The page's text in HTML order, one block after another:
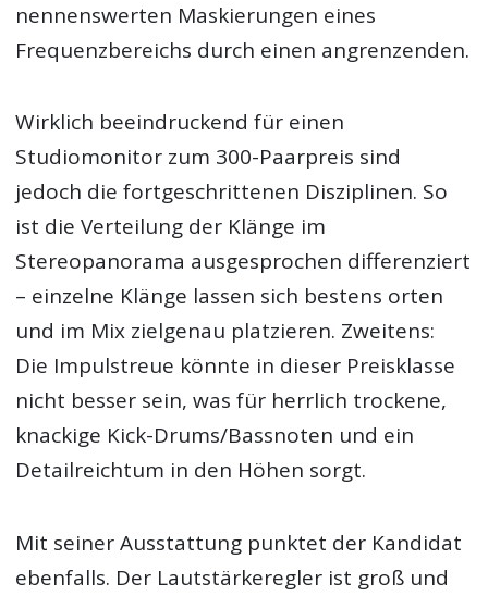
nennenswerten Maskierungen eines
Frequenzbereichs durch einen angrenzenden.
Wirklich beeindruckend für einen
Studiomonitor zum 300-Paarpreis sind
jedoch die fortgeschrittenen Disziplinen. So
ist die Verteilung der Klänge im
Stereopanorama ausgesprochen differenziert
– einzelne Klänge lassen sich bestens orten
und im Mix zielgenau platzieren. Zweitens:
Die Impulstreue könnte in dieser Preisklasse
nicht besser sein, was für herrlich trockene,
knackige Kick-Drums/Bassnoten und ein
Detailreichtum in den Höhen sorgt.
Mit seiner Ausstattung punktet der Kandidat
ebenfalls. Der Lautstärkeregler ist groß und